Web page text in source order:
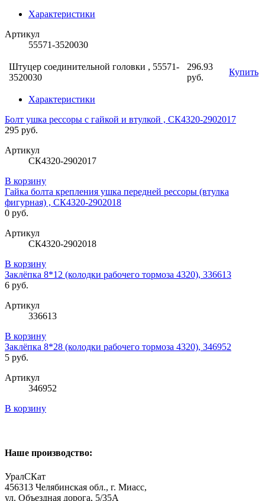
Характеристики
Артикул
55571-3520030
Штуцер соединительной головки , 55571-
3520030
296.93
руб.
Купить
Характеристики
Болт ушка рессоры с гайкой и втулкой , СК4320-2902017
295 руб.
Артикул
СК4320-2902017
В корзину
Гайка болта крепления ушка передней рессоры (втулка
фигурная) , СК4320-2902018
0 руб.
Артикул
СК4320-2902018
В корзину
Заклёпка 8*12 (колодки рабочего тормоза 4320), 336613
6 руб.
Артикул
336613
В корзину
Заклёпка 8*28 (колодки рабочего тормоза 4320), 346952
5 руб.
Артикул
346952
В корзину
Наше производство:
УралСКат
456313 Челябинская обл., г. Миасс,
ул. Объездная дорога, 5/35А